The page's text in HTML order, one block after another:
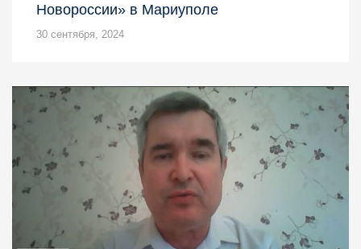
Новороссии» в Мариуполе
30 сентября, 2024